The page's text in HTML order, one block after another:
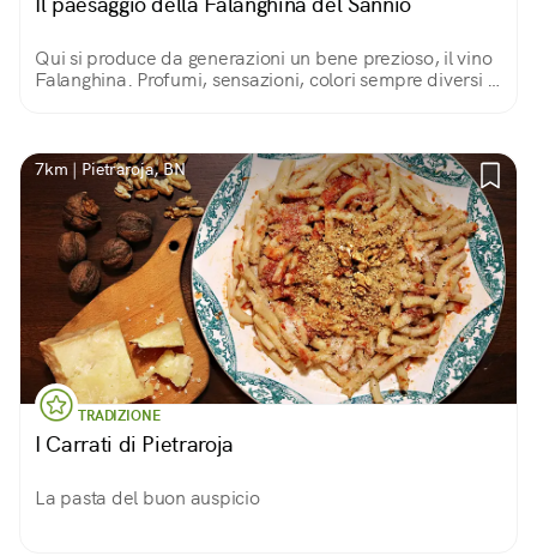
Qui si produce da generazioni un bene prezioso, il vino
Falanghina. Profumi, sensazioni, colori sempre diversi in
7km | Pietraroja, BN
TRADIZIONE
I Carrati di Pietraroja
La pasta del buon auspicio